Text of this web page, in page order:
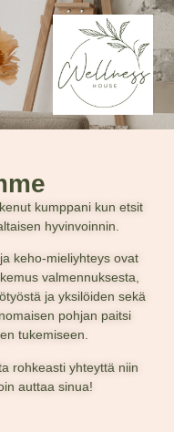
kumppani kun etsit
hyvinvoinnin.
keho-mieliyhteys ovat
valmennuksesta,
ja yksilöiden sekä
pohjan paitsi
tukemiseen.
rohkeasti yhteyttä niin
auttaa sinua!